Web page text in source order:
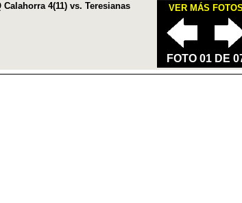
4(11) vs. Teresianas
VER MÁS
FOTO 01 DE